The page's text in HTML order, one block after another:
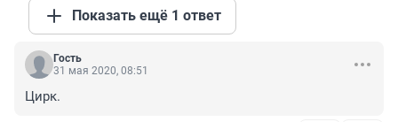
Показать ещё 1 ответ
Гость
31 мая 2020, 08:51
Цирк.